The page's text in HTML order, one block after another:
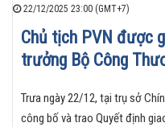
22/12/2025 23:00 (GMT+7)
Chủ tịch PVN được
trưởng Bộ Công
Trưa ngày 22/12, tại trụ sở
công bố và trao Quyết định